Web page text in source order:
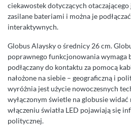
ciekawostek dotyczących otaczającego
zasilane bateriami i można je
interaktywnych.
Globus Alaysky o średnicy 26 cm.
poprawnego funkcjonowania wymaga
podłączany do kontaktu za pomocą
nałożone na siebie – geograficzną i
wyróżnia jest użycie nowoczesnych
wyłączonym świetle na globusie widać
włączeniu światła LED pojawiają się
politycznej.